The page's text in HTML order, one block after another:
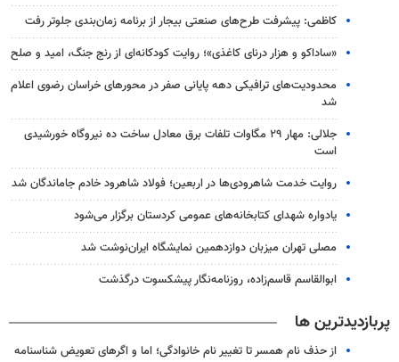
کاظمی: پیشرفت طرح‌های صنعتی بیجار از برنامه زمان‌بندی جلوتر رفت
«ساداکو و هزار درنای کاغذی»؛ روایت کودکانه‌ای از رنج جنگ، امید و صلح
محدودیت‌های ترافیکی دهه پایانی صفر در محورهای خراسان رضوی اعلام
شد
جلالی: مهار ۲۹ مگاوات تلفات برق معادل ساخت ده نیروگاه خورشیدی
است
روایت خدمت شاهرودی‌ها در اربعین؛ فولاد شاهرود خادم جاماندگان شد
یادواره شهدای کتابخانه‌های عمومی کردستان برگزار می‌شود
مصلی تهران میزبان دوازدهمین نمایشگاه ایران‌نوشت شد
ابوالقاسم قاسم‌زاده، روزنامه‌نگار پیشکسوت درگذشت
پربازدیدترین ها
از حذف نام همسر تا تغییر نام خانوادگی؛ اما و اگرهای تعویض شناسنامه